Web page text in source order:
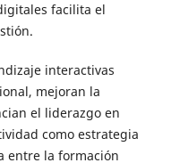
facilita el
interactivas
mejoran la
el liderazgo en
como estrategia
entre la formación